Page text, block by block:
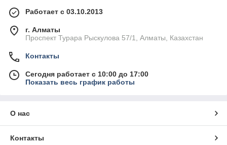
Работает с 03.10.2013
г. Алматы
Проспект Турара Рыскулова 57/1, Алматы, Казахстан
Контакты
Сегодня работает с 10:00 до 17:00
Показать весь график работы
О нас
Контакты